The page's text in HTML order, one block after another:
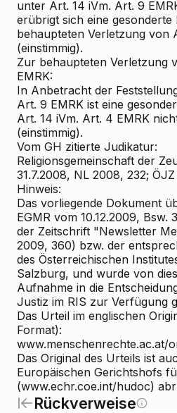
unter Art. 14 iVm. Art. 9
erübrigt sich eine gesonderte
behaupteten Verletzung von
(einstimmig).
Zur behaupteten Verletzung
EMRK:
In Anbetracht der
Art. 9 EMRK ist eine
Art. 14 iVm. Art. 4 EMRK
(einstimmig).
Vom GH zitierte Judikatur:
Religionsgemeinschaft der
31.7.2008, NL 2008, 232;
Hinweis:
Das vorliegende Dokument
EGMR vom 10.12.2009, Bsw.
der Zeitschrift "Newsletter
2009, 360) bzw. der
des Österreichischen
Salzburg, und wurde von
Aufnahme in die
Justiz im RIS zur Verfügung
Das Urteil im englischen
Format):
www.menschenrechte.ac.at/
Das Original des Urteils ist
Europäischen Gerichtshofs
(www.echr.coe.int/hudoc)
Rückverweise